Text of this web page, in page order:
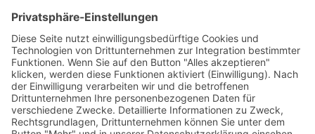
Pferderecht
Pferdeställe
Pferdeveranstaltungen
Pferdezubehör & Ausrüstung
Pferdezucht & -verkauf
Reitanlagenbau und -management
Reiterfitness und -gesundheit